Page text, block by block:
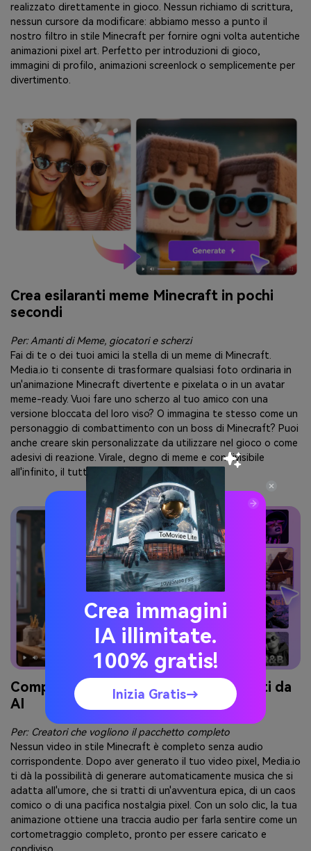
realizzato direttamente in gioco. Nessun richiamo di scrittura,
nessun cursore da modificare: abbiamo messo a punto il
nostro filtro in stile Minecraft per fornire ogni volta autentiche
animazioni pixel art. Perfetto per introduzioni di gioco,
immagini di profilo, animazioni screenlock o semplicemente per
divertimento.
Crea esilaranti meme Minecraft in pochi
secondi
Per: Amanti di Meme, giocatori e scherzi
Fai di te o dei tuoi amici la stella di un meme di Minecraft.
Media.io ti consente di trasformare qualsiasi foto ordinaria in
un'animazione Minecraft divertente e pixelata o in un avatar
meme-ready. Vuoi fare uno scherzo al tuo amico con una
versione bloccata del loro viso? O immagina te stesso come un
personaggio di combattimento con un boss di Minecraft? Puoi
anche creare skin personalizzate da utilizzare nel gioco o come
adesivi di reazione. Virale, degno di meme e condivisibile
all'infinito, il tutto in un clic.
Completo con suono e musica generati da
AI
Per: Creatori che vogliono il pacchetto completo
Nessun video in stile Minecraft è completo senza audio
corrispondente. Dopo aver generato il tuo video pixel, Media.io
ti dà la possibilità di generare automaticamente musica che si
adatta all'umore, che si tratti di un'avventura epica, di un caos
comico o di una pacifica nostalgia pixel. Con un solo clic, la tua
animazione ottiene una traccia audio per farla sentire come un
cortometraggio completo, pronto per essere caricato e
Crea immagini
IA illimitate.
100% gratis!
Inizia Gratis→